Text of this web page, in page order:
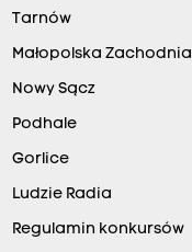
Tarnów
Małopolska Zachodnia
Nowy Sącz
Podhale
Gorlice
Ludzie Radia
Regulamin konkursów